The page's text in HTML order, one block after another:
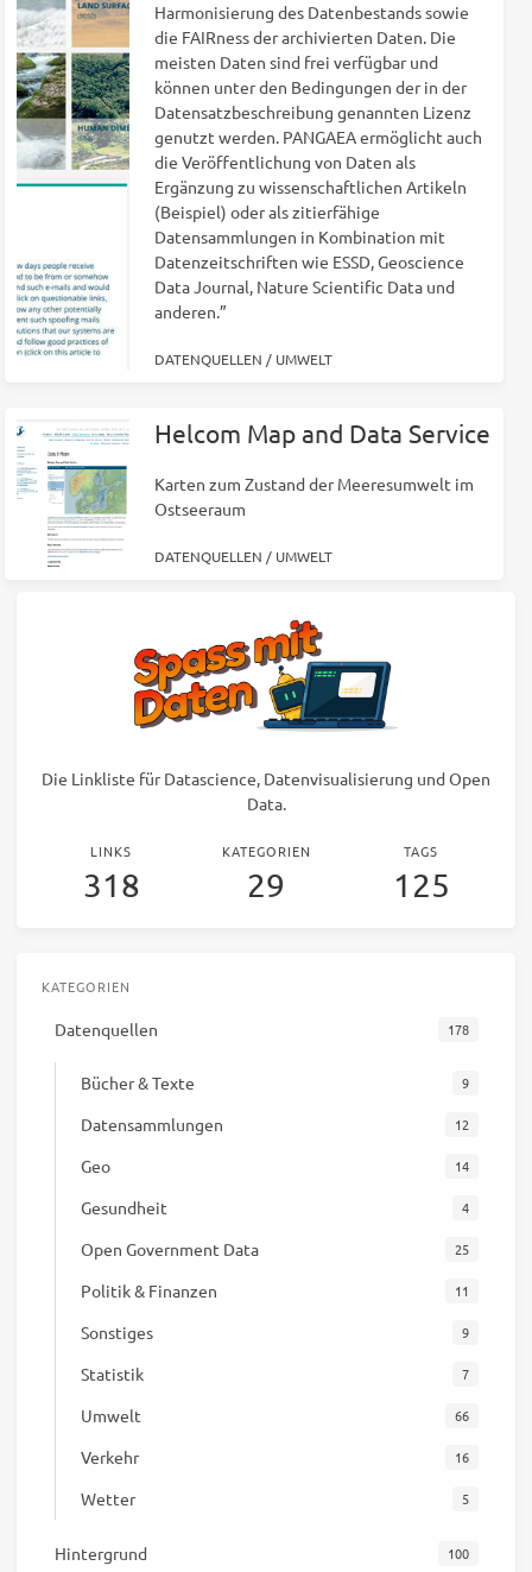
Harmonisierung des Datenbestands sowie
die FAIRness der archivierten Daten. Die
meisten Daten sind frei verfügbar und
können unter den Bedingungen der in der
Datensatzbeschreibung genannten Lizenz
genutzt werden. PANGAEA ermöglicht auch
die Veröffentlichung von Daten als
Ergänzung zu wissenschaftlichen Artikeln
(Beispiel) oder als zitierfähige
Datensammlungen in Kombination mit
Datenzeitschriften wie ESSD, Geoscience
Data Journal, Nature Scientific Data und
anderen.”
DATENQUELLEN / UMWELT
Helcom Map and Data Service
Karten zum Zustand der Meeresumwelt im
Ostseeraum
DATENQUELLEN / UMWELT
Die Linkliste für Datascience, Datenvisualisierung und Open
Data.
LINKS
318
KATEGORIEN
29
TAGS
125
KATEGORIEN
Datenquellen 178
Bücher & Texte 9
Datensammlungen 12
Geo 14
Gesundheit 4
Open Government Data 25
Politik & Finanzen 11
Sonstiges 9
Statistik 7
Umwelt 66
Verkehr 16
Wetter 5
Hintergrund 100